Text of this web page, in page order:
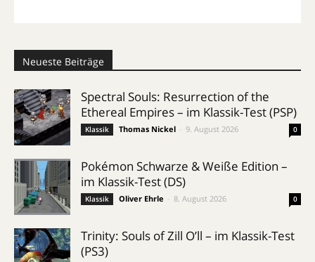
Neueste Beiträge
Spectral Souls: Resurrection of the
Ethereal Empires – im Klassik-Test (PSP)
Klassik Thomas Nickel 9. August 2026 0
Pokémon Schwarze & Weiße Edition –
im Klassik-Test (DS)
Klassik Oliver Ehrle 8. August 2026 0
Trinity: Souls of Zill O’ll – im Klassik-Test
(PS3)